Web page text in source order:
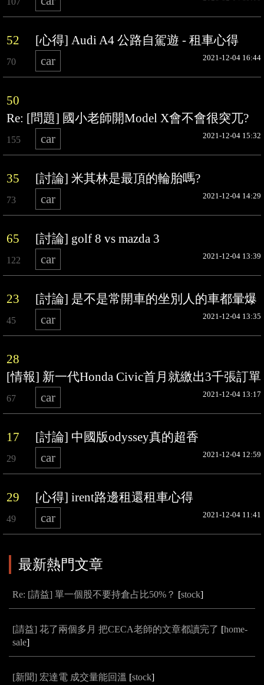
52 [心得] Audi A4 公路自駕遊 - 租車心得
70 car 2021-12-04 16:44
50
Re: [問題] 國小老師開Model X會不會很突兀?
155 car 2021-12-04 15:32
35 [討論] 米其林是最頂的輪胎嗎?
73 car 2021-12-04 14:29
65 [討論] golf 8 vs mazda 3
122 car 2021-12-04 13:39
23 [討論] 是不是常開車的坐別人的車都暈爆
45 car 2021-12-04 13:35
28
[情報] 新一代Honda Civic首月就繳出3千張訂單
67 car 2021-12-04 13:17
17 [討論] 中國版odyssey真的超香
29 car 2021-12-04 12:59
29 [心得] irent路邊租還租車心得
49 car 2021-12-04 11:41
最新熱門文章
Re: [請益] 單一個股不要持倉占比50%？ [stock]
[請益] 花了兩個多月 把CECA老師的文章都讀完了 [home-
sale]
[新聞] 宏達電 成交量能回溫 [stock]